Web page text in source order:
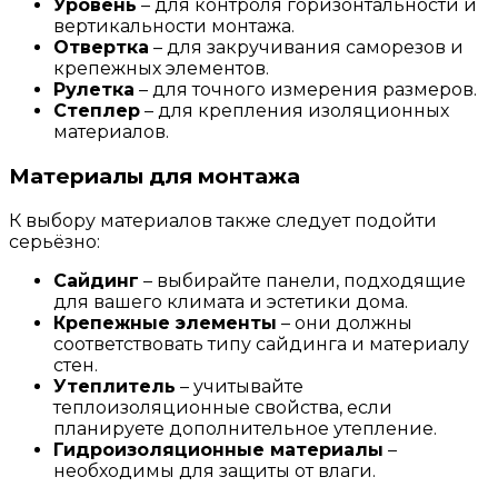
Уровень – для контроля горизонтальности и
вертикальности монтажа.
Отвертка – для закручивания саморезов и
крепежных элементов.
Рулетка – для точного измерения размеров.
Степлер – для крепления изоляционных
материалов.
Материалы для монтажа
К выбору материалов также следует подойти
серьёзно:
Сайдинг – выбирайте панели, подходящие
для вашего климата и эстетики дома.
Крепежные элементы – они должны
соответствовать типу сайдинга и материалу
стен.
Утеплитель – учитывайте
теплоизоляционные свойства, если
планируете дополнительное утепление.
Гидроизоляционные материалы –
необходимы для защиты от влаги.